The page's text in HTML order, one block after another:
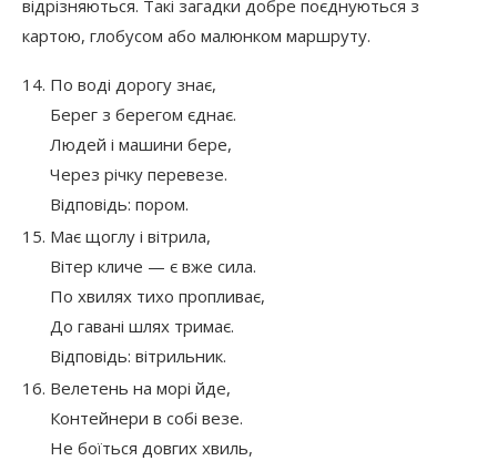
відрізняються. Такі загадки добре поєднуються з
картою, глобусом або малюнком маршруту.
По воді дорогу знає,
Берег з берегом єднає.
Людей і машини бере,
Через річку перевезе.
Відповідь: пором.
Має щоглу і вітрила,
Вітер кличе — є вже сила.
По хвилях тихо пропливає,
До гавані шлях тримає.
Відповідь: вітрильник.
Велетень на морі йде,
Контейнери в собі везе.
Не боїться довгих хвиль,